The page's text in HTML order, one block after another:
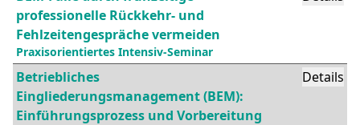
professionelle Rückkehr- und
Fehlzeitengespräche vermeiden
Praxisorientiertes Intensiv-Seminar
Betriebliches
Eingliederungsmanagement (BEM):
Einführungsprozess und Vorbereitung
Details